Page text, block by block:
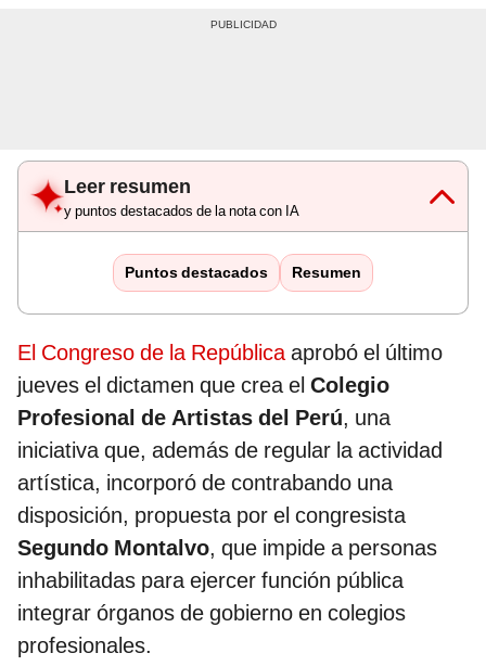
Leer resumen
y puntos destacados de la nota con IA
Puntos destacados Resumen
El Congreso de la Repúblicaaprobó el último
jueves el dictamen que crea el Colegio
Profesional de Artistas del Perú, una
iniciativa que, además de regular la actividad
artística, incorporó de contrabando una
disposición, propuesta por el congresista
Segundo Montalvo, que impide a personas
inhabilitadas para ejercer función pública
integrar órganos de gobierno en colegios
profesionales.